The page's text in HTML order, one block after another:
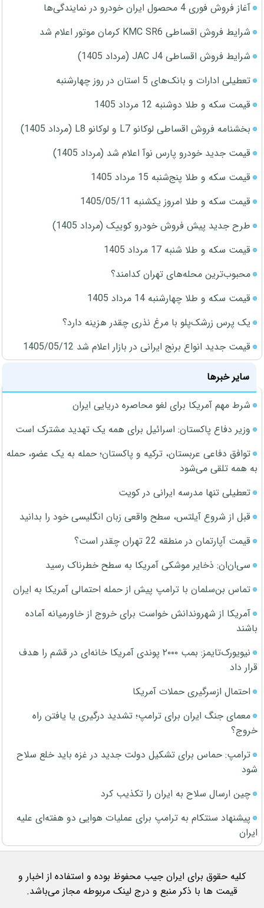
آغاز فروش فوری 4 محصول ایران خودرو در نمایندگی‌ها
شرایط فروش اقساطی KMC SR6 کرمان موتور اعلام شد
شرایط فروش اقساطی JAC J4 (مرداد 1405)
تعطیلی ادارات و بانک‌های 5 استان در روز چهارشنبه
قیمت سکه و طلا دوشنبه 12 مرداد 1405
بخشنامه فروش اقساطی لوکانو L7 و لوکانو L8 (مرداد 1405)
قیمت جدید خودرو پارس نوآ اعلام شد (مرداد 1405)
قیمت سکه و طلا پنج‌شنبه 15 مرداد 1405
قیمت سکه و طلا امروز یکشنبه 1405/05/11
طرح جدید پیش فروش خودرو کوییک (مرداد 1405)
قیمت سکه و طلا شنبه 17 مرداد 1405
محبوب‌ترین محله‌های تهران کدامند؟
قیمت سکه و طلا چهارشنبه 14 مرداد 1405
یک پرس زرشک‌پلو با مرغ نذری چقدر هزینه دارد؟
قیمت جدید انواع برنج ایرانی در بازار اعلام شد 1405/05/12
سایر خبرها
شرط مهم آمریکا برای لغو محاصره دریایی ایران
وزیر دفاع پاکستان: اسرائیل برای همه یک تهدید مشترک است
توافق دفاعی عربستان، ترکیه و پاکستان؛ حمله به یک عضو، حمله
به همه تلقی می‌شود
تعطیلی تنها مدرسه ایرانی در کویت
قبل از شروع آیلتس، سطح واقعی زبان انگلیسی خود را بدانید
قیمت آپارتمان در منطقه 22 تهران چقدر است؟
سی‌ان‌ان: ذخایر موشکی آمریکا به سطح خطرناک رسید
تماس بن‌سلمان با ترامپ پیش از حمله احتمالی آمریکا به ایران
آمریکا از شهروندانش خواست برای خروج از خاورمیانه آماده
باشند
نیویورک‌تایمز: بمب ۲۰۰۰ پوندی آمریکا خانه‌ای در قشم را هدف
قرار داد
احتمال ازسرگیری حملات آمریکا
معمای جنگ ایران برای ترامپ؛ تشدید درگیری یا یافتن راه
خروج؟
ترامپ: حماس برای تشکیل دولت جدید در غزه باید خلع سلاح
شود
چین ارسال سلاح به ایران را تکذیب کرد
پیشنهاد سنتکام به ترامپ برای عملیات هوایی دو هفته‌ای علیه
ایران
کلیه حقوق برای ایران جیب محفوظ بوده و استفاده از اخبار و
قیمت ها با ذکر منبع و درج لینک مربوطه مجاز می‌باشد.